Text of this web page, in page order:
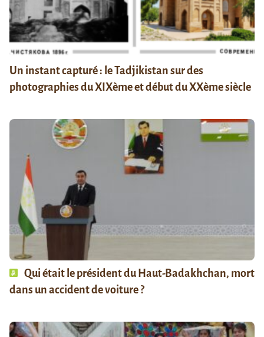
Un instant capturé : le Tadjikistan sur des
photographies du XIXème et début du XXème siècle
Qui était le président du Haut-Badakhchan, mort
dans un accident de voiture ?